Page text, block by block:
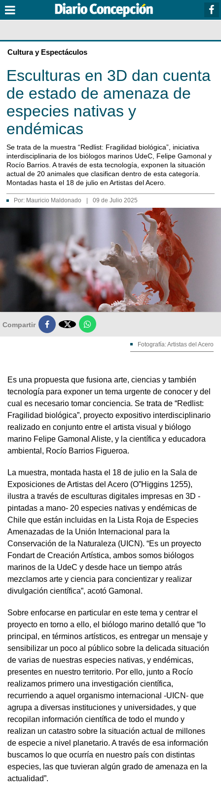
Cultura y Espectáculos
Esculturas en 3D dan cuenta
de estado de amenaza de
especies nativas y
endémicas
Se trata de la muestra “Redlist: Fragilidad biológica”, iniciativa
interdisciplinaria de los biólogos marinos UdeC, Felipe Gamonal y
Rocío Barrios. A través de esta tecnología, exponen la situación
actual de 20 animales que clasifican dentro de esta categoría.
Montadas hasta el 18 de julio en Artistas del Acero.
Por: Mauricio Maldonado 09 de Julio 2025
Compartir 
Fotografía: Artistas del Acero
Es una propuesta que fusiona arte, ciencias y también
tecnología para exponer un tema urgente de conocer y del
cual es necesario tomar conciencia. Se trata de “Redlist:
Fragilidad biológica”, proyecto expositivo interdisciplinario
realizado en conjunto entre el artista visual y biólogo
marino Felipe Gamonal Aliste, y la científica y educadora
ambiental, Rocío Barrios Figueroa.
La muestra, montada hasta el 18 de julio en la Sala de
Exposiciones de Artistas del Acero (O”Higgins 1255),
ilustra a través de esculturas digitales impresas en 3D -
pintadas a mano- 20 especies nativas y endémicas de
Chile que están incluidas en la Lista Roja de Especies
Amenazadas de la Unión Internacional para la
Conservación de la Naturaleza (UICN). “Es un proyecto
Fondart de Creación Artística, ambos somos biólogos
marinos de la UdeC y desde hace un tiempo atrás
mezclamos arte y ciencia para concientizar y realizar
divulgación científica”, acotó Gamonal.
Sobre enfocarse en particular en este tema y centrar el
proyecto en torno a ello, el biólogo marino detalló que “lo
principal, en términos artísticos, es entregar un mensaje y
sensibilizar un poco al público sobre la delicada situación
de varias de nuestras especies nativas, y endémicas,
presentes en nuestro territorio. Por ello, junto a Rocío
realizamos primero una investigación científica,
recurriendo a aquel organismo internacional -UICN- que
agrupa a diversas instituciones y universidades, y que
recopilan información científica de todo el mundo y
realizan un catastro sobre la situación actual de millones
de especie a nivel planetario. A través de esa información
buscamos lo que ocurría en nuestro país con distintas
especies, las que tuvieran algún grado de amenaza en la
actualidad”.